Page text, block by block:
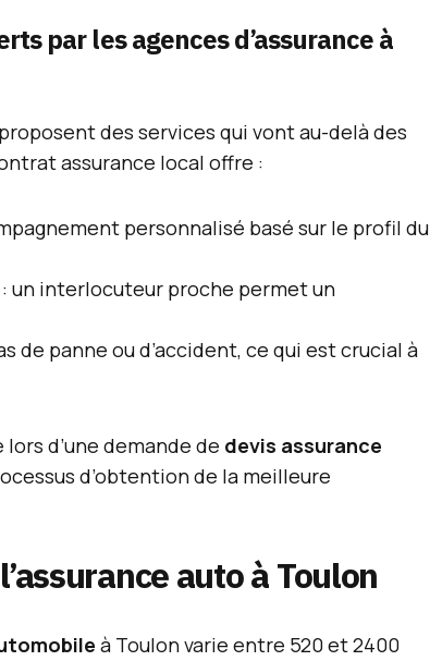
par les agences d’assurance à
des services qui vont au-delà des
assurance local offre :
personnalisé basé sur le profil du
: un interlocuteur proche permet un
de panne ou d’accident, ce qui est crucial à
d’une demande de devis assurance
d’obtention de la meilleure
auto à Toulon
à Toulon varie entre 520 et 2400